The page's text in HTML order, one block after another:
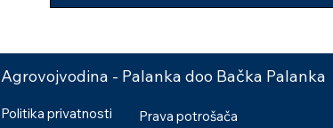
Agrovojvodina - Palanka doo Bačka Palanka
Politika privatnosti
Prava potrošača